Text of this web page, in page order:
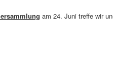
am 24. Juni treffe wir